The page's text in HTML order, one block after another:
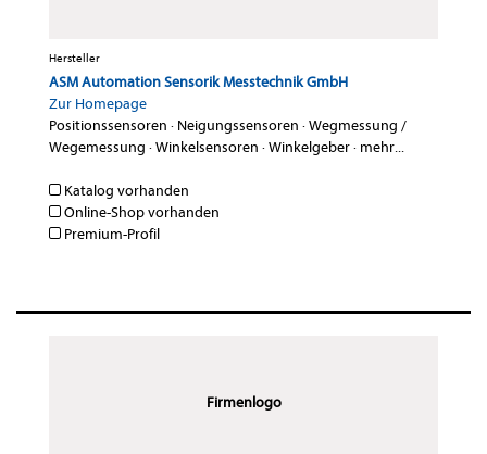
Hersteller
ASM Automation Sensorik Messtechnik GmbH
Zur Homepage
Positionssensoren · Neigungssensoren ·Wegmessung /
Wegemessung ·Winkelsensoren ·Winkelgeber· mehr...
Katalog vorhanden
Online-Shop vorhanden
Premium-Profil
Firmenlogo